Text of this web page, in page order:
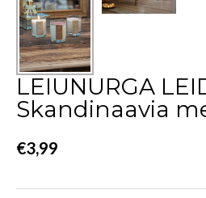
LEIUNURGA
Skandinaavia
€3,99